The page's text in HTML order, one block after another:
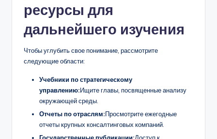
ресурсы для
дальнейшего изучения
Чтобы углубить свое понимание, рассмотрите
следующие области:
Учебники по стратегическому
управлению:Ищите главы, посвященные анализу
окружающей среды.
Отчеты по отраслям:Просмотрите ежегодные
отчеты крупных консалтинговых компаний.